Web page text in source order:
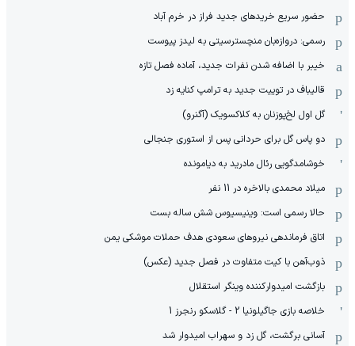
حضور سریع خریدهای جدید فراز در خرم آباد
رسمی: دروازه‌بان منچسترسیتی به لیدز پیوست
خیبر با اضافه شدن نفرات جدید، آماده فصل تازه
قالیباف در توییت جدید به ترامپ کنایه زد
گل اول لخ‌پوزنان به کلاکسویک (آگنرو)
دو پاس گل برای حردانی پس از استوری جنجالی
خوشامدگویی رئال مادرید به دیامونده
میلاد محمدی بالاخره در 11 نفر
حالا رسمی است: وینیسیوس شش ساله بست
اتاق فرماندهی نیروهای سعودی هدف حملات موشکی یمن
ذوب‌آهن با کیت متفاوت در فصل جدید (عکس)
بازگشت امیدوارکننده وینگر استقلال
خلاصه بازی جاگیلونیا 2 - گلاسکو رنجرز 1
آسانی برگشت، گل زد و سهراب امیدوار شد